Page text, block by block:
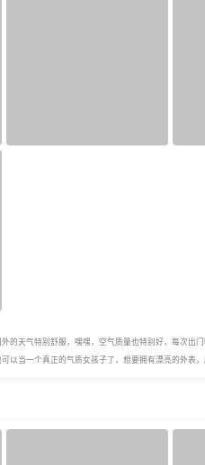
的天气特别舒服，嘿嘿，空气质量也特别好，每次
以当一个真正的气质女孩子了，想要拥有漂亮的外